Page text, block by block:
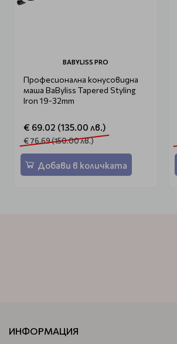
BABYLISS PRO
Професионална конусовидна
маша BaByliss Tapered Styling
Iron 19-32mm
€ 69.02 (135.00 лв.)
€ 76.69 (150.00 лв.)
Добави в количката
ИНФОРМАЦИЯ